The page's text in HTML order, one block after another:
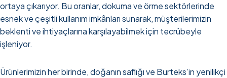
ortaya çıkarıyor. Bu oranlar, dokuma ve örme sektörlerinde
esnek ve çeşitli kullanım imkânları sunarak, müşterilerimizin
beklenti ve ihtiyaçlarına karşılayabilmek için tecrübeyle
işleniyor.
Ürünlerimizin her birinde, doğanın saflığı ve Burteks’in yenilikçi